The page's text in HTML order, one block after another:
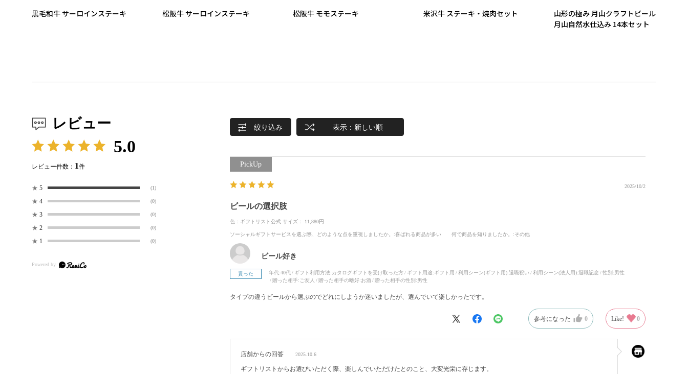
黒毛和牛 サーロインステーキ 松阪牛 サーロインステーキ 松阪牛 モモステーキ 米沢牛 ステーキ・焼肉セット
山形の極み 月山クラフトビール
月山自然水仕込み 14本セット
レビュー
5.0
レビュー件数： 1件
★ 5 (1)
★ 4 (0)
★ 3 (0)
★ 2 (0)
★ 1 (0)
絞り込み 表示：新しい順
2025/10/2
ビールの選択肢
色：ギフトリスト公式 サイズ： 11,880円
ソーシャルギフトサービスを選ぶ際、どのような点を重視しましたか。 :喜ばれる商品が多い 何で商品を知りましたか。 :その他
ビール好き
年代:40代
貰った ギフト利用方法:カタログギフトを受け取った方 ギフト用途:ギフト用 利用シーン(ギフト用):退職祝い 利用シーン(法人用):退職記念 性別:男性
贈った相手: ご友人 贈った相手の嗜好:お酒 贈った相手の性別:男性
タイプの違うビールから選ぶのでどれにしようか迷いましたが、選んでいて楽しかったです。
参考になった 0 Like! 0
店舗からの回答 2025.10.6
ギフトリストからお選びいただく際、楽しんでいただけたとのこと、大変光栄に存じます。